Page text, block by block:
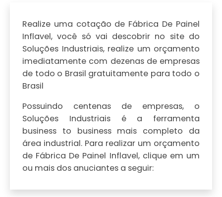
Realize uma cotação de Fábrica De Painel
Inflavel, você só vai descobrir no site do
Soluções Industriais, realize um orçamento
imediatamente com dezenas de empresas
de todo o Brasil gratuitamente para todo o
Brasil
Possuindo centenas de empresas, o
Soluções Industriais é a ferramenta
business to business mais completo da
área industrial. Para realizar um orçamento
de Fábrica De Painel Inflavel, clique em um
ou mais dos anuciantes a seguir: